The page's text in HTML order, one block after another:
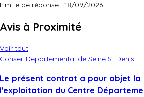
Limite de réponse : 18/09/2026
Avis à Proximité
Voir tout
Conseil Départemental de Seine St Denis
Le présent contrat a pour objet la
l'exploitation du Centre